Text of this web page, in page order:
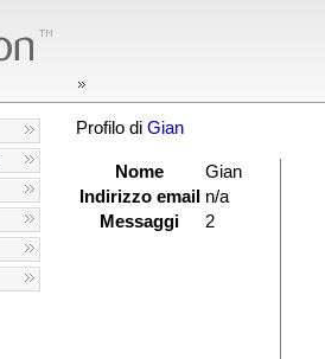
Profilo di Gian
Nome
Gian
Indirizzo email n/a
Messaggi
2